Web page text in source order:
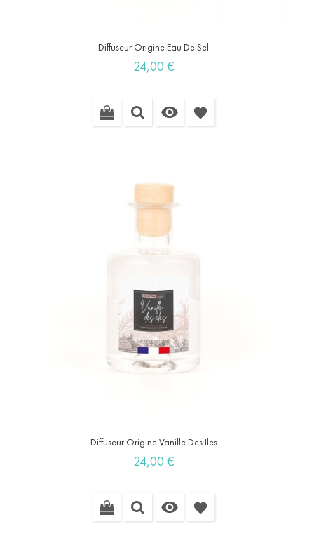
Diffuseur Origine Eau De Sel
Prix
24,00 €
 favorite
Diffuseur Origine Vanille Des Iles
Prix
24,00 €
 favorite